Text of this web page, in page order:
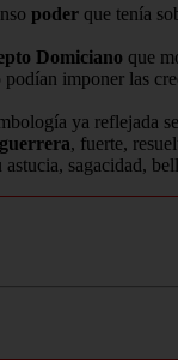
poder que tenía
Domiciano que
podían imponer las
ya reflejada
guerrera, fuerte,
astucia, sagacidad,